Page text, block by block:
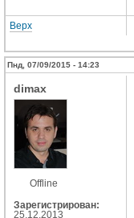
Верх
Пнд, 07/09/2015 - 14:23
dimax
Offline
Зарегистрирован:
25.12.2013